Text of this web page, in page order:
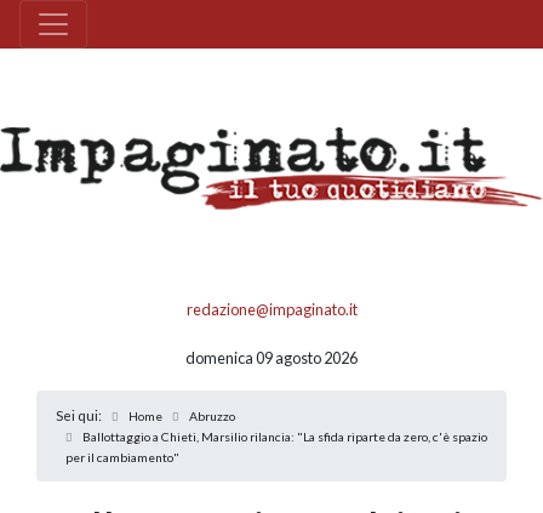
redazione@impaginato.it
domenica 09 agosto 2026
Sei qui: Home
Abruzzo
Ballottaggio a Chieti, Marsilio rilancia: "La sfida riparte da zero, c'è spazio
per il cambiamento"